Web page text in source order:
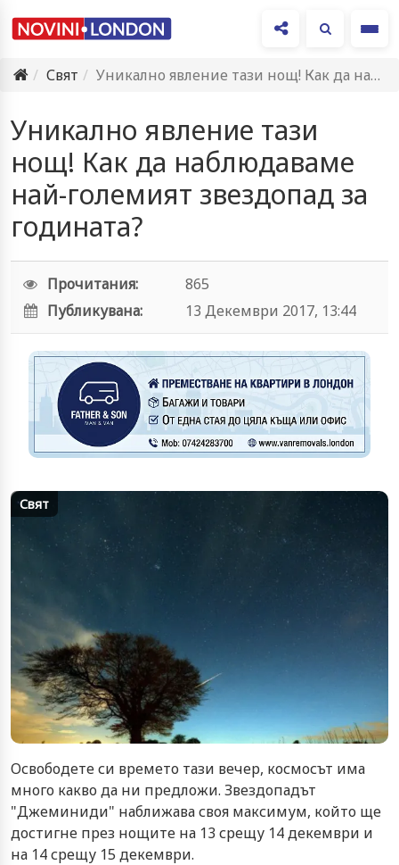
Свят
Уникално явление тази нощ! Как да наблюдаваме най-големият звездопад за…
Уникално явление тази
нощ! Как да наблюдаваме
най-големият звездопад за
годината?
Прочитания:
865
Публикувана:
13 Декември 2017, 13:44
Свят
Освободете си времето тази вечер, космосът има
много какво да ни предложи. Звездопадът
"Джеминиди" наближава своя максимум, който ще
достигне през нощите на 13 срещу 14 декември и
на 14 срещу 15 декември.